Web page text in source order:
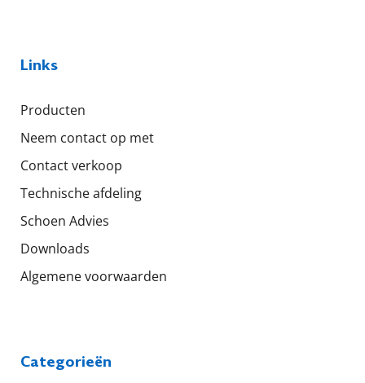
Links
Producten
Neem contact op met
Contact verkoop
Technische afdeling
Schoen Advies
Downloads
Algemene voorwaarden
Categorieën